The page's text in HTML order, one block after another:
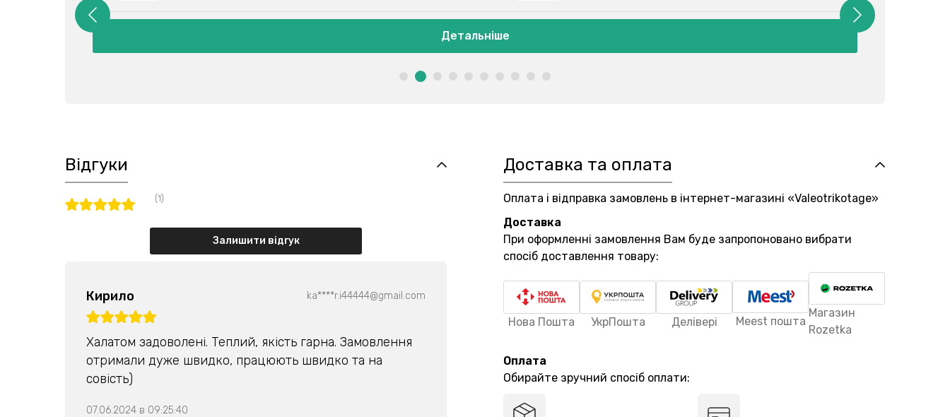
Детальніше
Відгуки
(1)
Залишити відгук
Кирило ka****r.i44444@gmail.com
Халатом задоволені. Теплий, якість гарна. Замовлення
отримали дуже швидко, працюють швидко та на
совість)
07.06.2024 в 09:25:40
Доставка та оплата
Оплата і відправка замовлень в інтернет-магазині «Valeotrikotage»
Доставка
При оформленні замовлення Вам буде запропоновано вибрати
спосіб доставлення товару:
Нова Пошта УкрПошта Делівері Meest пошта
Магазин
Rozetka
Оплата
Обирайте зручний спосіб оплати: